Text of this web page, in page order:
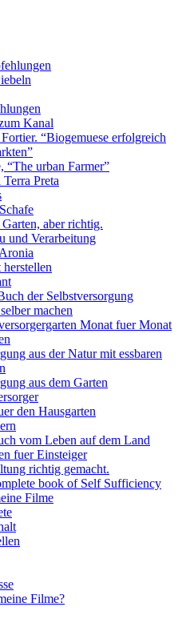
Kanal
“Biogemuese erfolgreich
“The urban Farmer”
Preta
aber richtig.
und Verarbeitung
herstellen
der Selbstversorgung
machen
Monat fuer Monat
aus der Natur mit essbaren
aus dem Garten
den Hausgarten
vom Leben auf dem Land
fuer Einsteiger
richtig gemacht.
book of Self Sufficiency
Filme
Filme?